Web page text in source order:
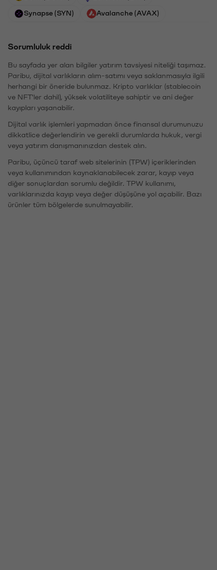
Synapse (SYN) Avalanche (AVAX)
Sorumluluk reddi
Bu sayfada yer alan bilgiler yatırım tavsiyesi niteliği taşımaz.
Paribu, dijital varlıkların alım-satımı veya saklanmasıyla ilgili
herhangi bir öneride bulunmaz. Kripto varlıklar (stablecoin
ve NFT'ler dahil), yüksek volatiliteye sahiptir ve ani değer
kayıpları yaşanabilir.
Dijital varlık işlemleri yapmadan önce finansal durumunuzu
dikkatlice değerlendirin ve gerekli durumlarda hukuk, vergi
veya yatırım danışmanınızdan destek alın.
Paribu, üçüncü taraf web sitelerinin (TPW) içeriklerinden
veya kullanımından kaynaklanabilecek zarar, kayıp veya
diğer sonuçlardan sorumlu değildir. TPW kullanımı,
varlıklarınızda kayıp veya değer düşüşüne yol açabilir. Bazı
ürünler tüm bölgelerde sunulmayabilir.